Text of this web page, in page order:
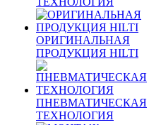
ОРИГИНАЛЬНАЯ
ПРОДУКЦИЯ HILTI
ПНЕВМАТИЧЕСКАЯ
ТЕХНОЛОГИЯ